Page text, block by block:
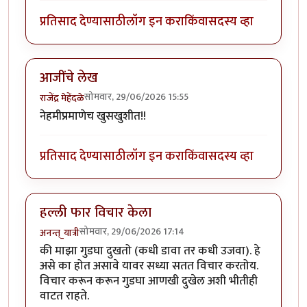
प्रतिसाद देण्यासाठीलॉग इन कराकिंवासदस्य व्हा
आजींचे लेख
राजेंद्र मेहेंदळेसोमवार, 29/06/2026 15:55
नेहमीप्रमाणेच खुसखुशीत!!
प्रतिसाद देण्यासाठीलॉग इन कराकिंवासदस्य व्हा
हल्ली फार विचार केला
अनन्त्_यात्रीसोमवार, 29/06/2026 17:14
की माझा गुडघा दुखतो (कधी डावा तर कधी उजवा). हे
असे का होत असावे यावर सध्या सतत विचार करतोय.
विचार करून करून गुडघा आणखी दुखेल अशी भीतीही
वाटत राहते.